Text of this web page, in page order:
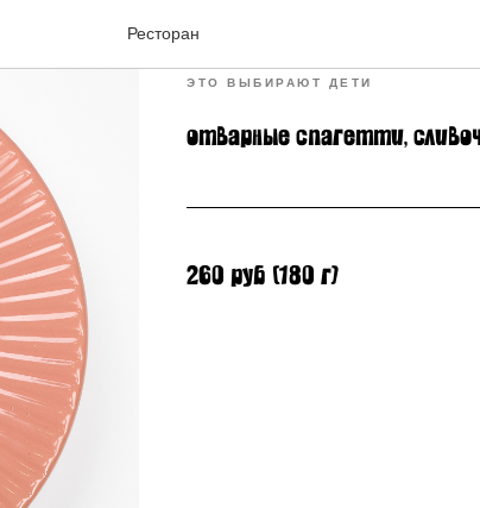
РесторанСпагетти с
ЭТО ВЫБИРАЮТ ДЕТИ
отварные спагетти,
260 руб (180 г)